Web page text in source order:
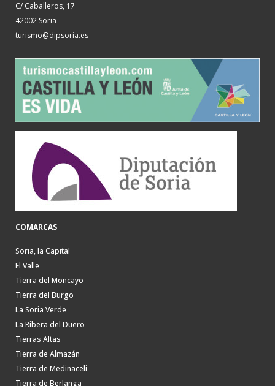
C/ Caballeros, 17
42002 Soria
turismo@dipsoria.es
COMARCAS
Soria, la Capital
El Valle
Tierra del Moncayo
Tierra del Burgo
La Soria Verde
La Ribera del Duero
Tierras Altas
Tierra de Almazán
Tierra de Medinaceli
Tierra de Berlanga